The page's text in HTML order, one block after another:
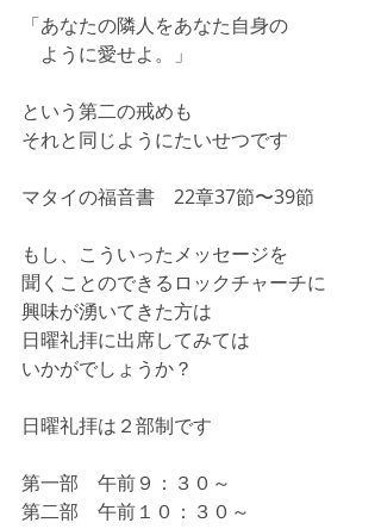
「あなたの隣人をあなた自身の
ように愛せよ。」
という第二の戒めも
それと同じようにたいせつです
マタイの福音書　22章37節〜39節
もし、こういったメッセージを
聞くことのできるロックチャーチに
興味が湧いてきた方は
日曜礼拝に出席してみては
いかがでしょうか？
日曜礼拝は２部制です
第一部　午前９：３０～
第二部　午前１０：３０～